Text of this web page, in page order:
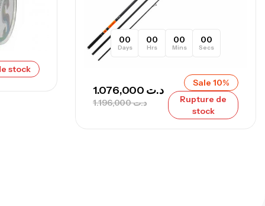
Sunset Secret Cove 420 Cm 100
G
د.ت748,000
stock
00
Days
00
Hrs
00
Mins
00
Secs
د.ت1.196,000
د.ت
Sale 10%
Rupture de
stock